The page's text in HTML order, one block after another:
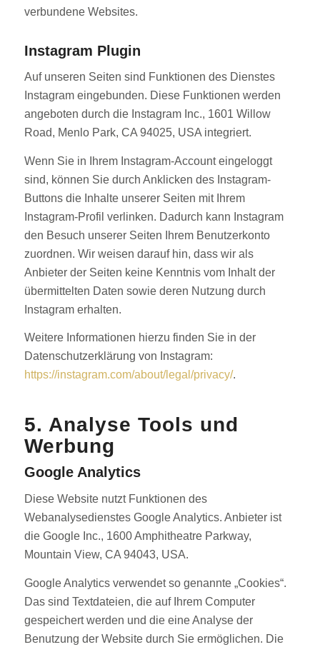
verbundene Websites.
Instagram Plugin
Auf unseren Seiten sind Funktionen des Dienstes
Instagram eingebunden. Diese Funktionen werden
angeboten durch die Instagram Inc., 1601 Willow
Road, Menlo Park, CA 94025, USA integriert.
Wenn Sie in Ihrem Instagram-Account eingeloggt
sind, können Sie durch Anklicken des Instagram-
Buttons die Inhalte unserer Seiten mit Ihrem
Instagram-Profil verlinken. Dadurch kann Instagram
den Besuch unserer Seiten Ihrem Benutzerkonto
zuordnen. Wir weisen darauf hin, dass wir als
Anbieter der Seiten keine Kenntnis vom Inhalt der
übermittelten Daten sowie deren Nutzung durch
Instagram erhalten.
Weitere Informationen hierzu finden Sie in der
Datenschutzerklärung von Instagram:
https://instagram.com/about/legal/privacy/.
5. Analyse Tools und
Werbung
Google Analytics
Diese Website nutzt Funktionen des
Webanalysedienstes Google Analytics. Anbieter ist
die Google Inc., 1600 Amphitheatre Parkway,
Mountain View, CA 94043, USA.
Google Analytics verwendet so genannte „Cookies“.
Das sind Textdateien, die auf Ihrem Computer
gespeichert werden und die eine Analyse der
Benutzung der Website durch Sie ermöglichen. Die